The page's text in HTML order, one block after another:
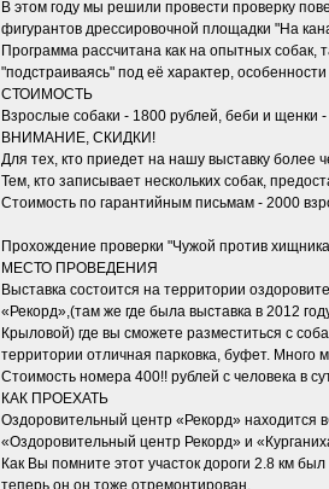
В этом году мы решили провести проверку
фигурантов дрессировочной площадки "На
Программа рассчитана как на опытных собак,
"подстраиваясь" под её характер,
СТОИМОСТЬ
Взрослые собаки - 1800 рублей, беби и щенки
ВНИМАНИЕ, СКИДКИ!
Для тех, кто приедет на нашу выставку более
Тем, кто записывает нескольких собак,
Стоимость по гарантийным письмам - 2000
Прохождение проверки "Чужой против
МЕСТО ПРОВЕДЕНИЯ
Выставка состоится на территории
«Рекорд»,(там же где была выставка в 2012
Крыловой) где вы сможете разместиться с
территории отличная парковка, буфет. Много
Стоимость номера 400!! рублей с человека в
КАК ПРОЕХАТЬ
Оздоровительный центр «Рекорд» находится
«Оздоровительный центр Рекорд» и
Как Вы помните этот участок дороги 2.8 км
теперь он он тоже отремонтирован.